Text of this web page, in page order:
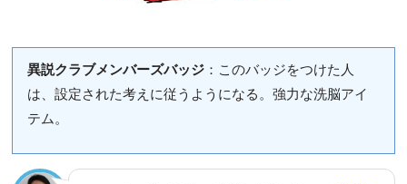
異説クラブメンバーズバッジ：このバッジをつけた人
は、設定された考えに従うようになる。強力な洗脳アイ
テム。